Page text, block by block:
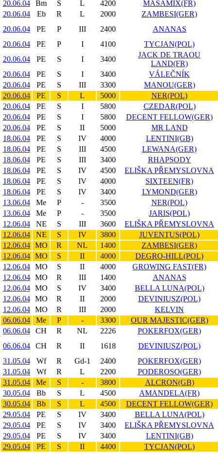
20.06.04
Bm S L 4200
MASAMIX(FR)
20.06.04
Eb R L 2000
ZAMBESI(GER)
20.06.04
PE P III 2400
ANANAS
20.06.04
PE P I 4100
TYCJAN(POL)
20.06.04
PE S I 3400
JACK DE TRAOU
LAND(FR)
20.06.04
PE S I 3400
VÁLEČNÍK
20.06.04
PE S III 3300
MANOU(GER)
20.06.04
PE S L 5000
NER(POL)
20.06.04
PE S I 5800
CZEDAR(POL)
20.06.04
PE S I 5800
DECENT FELLOW(GER)
20.06.04
PE S II 5000
MR LAND
18.06.04
PE S IV 4000
LENTINI(GB)
18.06.04
PE S III 4500
LEWANA(GER)
18.06.04
PE S III 3400
RHAPSODY
18.06.04
PE S IV 4500
ELIŠKA PŘEMYSLOVNA
18.06.04
PE S IV 4000
SIXTEEN(FR)
18.06.04
PE S IV 3400
LYMOND(GER)
13.06.04
Me P - 3500
NER(POL)
13.06.04
Me P - 3500
JARIS(POL)
12.06.04
NE S III 3600
ELIŠKA PŘEMYSLOVNA
12.06.04
NE S IV 3800
JUVENTUS(POL)
12.06.04
MO R NL 1400
ZAMBESI(GER)
12.06.04
MO S II 4000
DEGRO-HILL(POL)
12.06.04
MO S II 4000
GROWING FAST(FR)
12.06.04
MO R III 1400
ANANAS
12.06.04
MO S IV 3400
BELLA LUNA(POL)
12.06.04
MO R II 2000
DEVINIUSZ(POL)
12.06.04
MO R III 2000
KELVIN
06.06.04
Me P - 3300
OUR MAJESTIC(GER)
06.06.04
CH R NL 2226
POKERFOX(GER)
06.06.04
CH R II 1618
DEVINIUSZ(POL)
31.05.04
Wf R Gd-1 2400
POKERFOX(GER)
31.05.04
Wf R L 2200
PODEROSO(GER)
31.05.04
Me S - 3800
ALCRON(GB)
30.05.04
Bb S L 4500
AMANDELA(FR)
30.05.04
Bb S L 4500
DECENT FELLOW(GER)
29.05.04
PE S IV 3400
BELLA LUNA(POL)
29.05.04
PE S IV 3400
ELIŠKA PŘEMYSLOVNA
29.05.04
PE S IV 3400
LENTINI(GB)
29.05.04
PE S II 4400
TYCJAN(POL)